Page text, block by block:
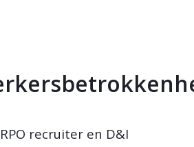
recruiter en D&I